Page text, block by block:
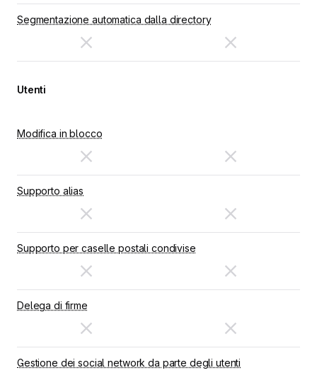
Segmentazione automatica dalla directory
Utenti
Modifica in blocco
Supporto alias
Supporto per caselle postali condivise
Delega di firme
Gestione dei social network da parte degli utenti